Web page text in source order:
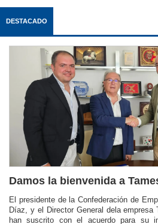
DESTACADO
Damos la bienvenida a
El presidente de la Confederación de
Díaz, y el Director General dela empresa
han suscrito con el acuerdo para su